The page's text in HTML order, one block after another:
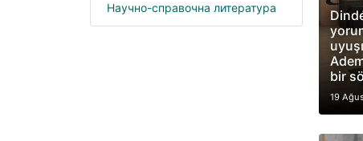
Научно-справочна литература
bir
19